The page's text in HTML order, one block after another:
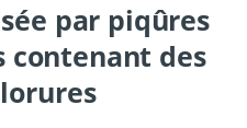
par piqûres
contenant des